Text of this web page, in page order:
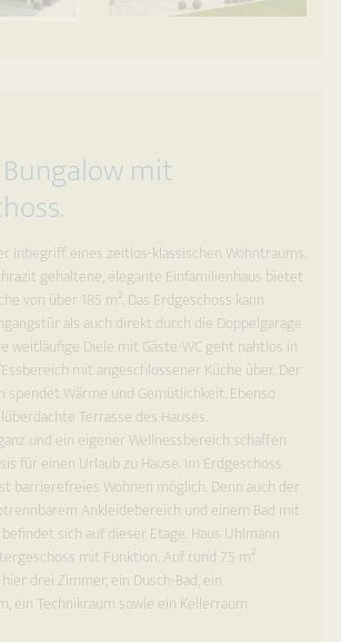
mit
Inbegriff eines zeitlos-klassischen Wohntraums.
gehaltene, elegante Einfamilienhaus bietet
von über 185 m². Das Erdgeschoss kann
als auch direkt durch die Doppelgarage
weitläufige Diele mit Gäste-WC geht nahtlos in
mit angeschlossener Küche über. Der
spendet Wärme und Gemütlichkeit. Ebenso
Terrasse des Hauses.
und ein eigener Wellnessbereich schaffen
für einen Urlaub zu Hause. Im Erdgeschoss
barrierefreies Wohnen möglich. Denn auch der
Ankleidebereich und einem Bad mit
sich auf dieser Etage. Haus Uhlmann
mit Funktion. Auf rund 75 m²
drei Zimmer, ein Dusch-Bad, ein
ein Technikraum sowie ein Kellerraum